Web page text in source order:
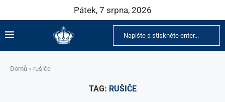
Pátek, 7 srpna, 2026
Domů » rušiče
TAG: RUŠIČE